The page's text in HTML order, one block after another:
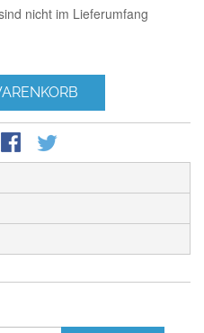
nicht im Lieferumfang